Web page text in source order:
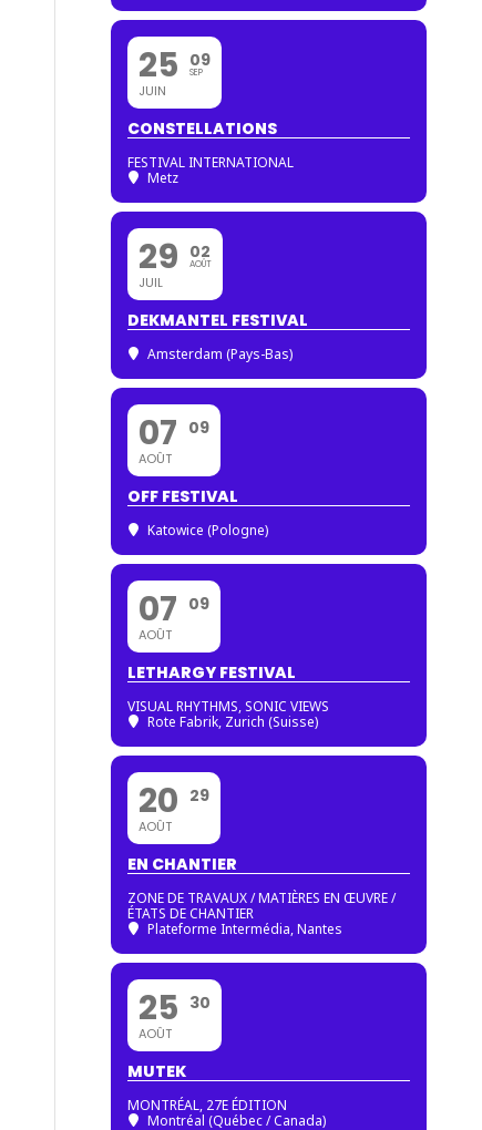
25
JUIN
09
SEP
CONSTELLATIONS
FESTIVAL INTERNATIONAL
Metz
29
JUIL
02
AOÛT
DEKMANTEL FESTIVAL
Amsterdam (Pays-Bas)
07
AOÛT
09
OFF FESTIVAL
Katowice (Pologne)
07
AOÛT
09
LETHARGY FESTIVAL
VISUAL RHYTHMS, SONIC VIEWS
Rote Fabrik, Zurich (Suisse)
20
AOÛT
29
EN CHANTIER
ZONE DE TRAVAUX / MATIÈRES EN ŒUVRE /
ÉTATS DE CHANTIER
Plateforme Intermédia, Nantes
25
AOÛT
30
MUTEK
MONTRÉAL, 27E ÉDITION
Montréal (Québec / Canada)